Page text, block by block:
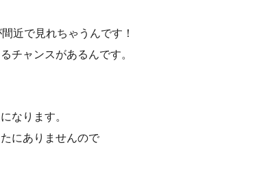
で見れちゃうんです！
チャンスがあるんです。
なります。
にありませんので